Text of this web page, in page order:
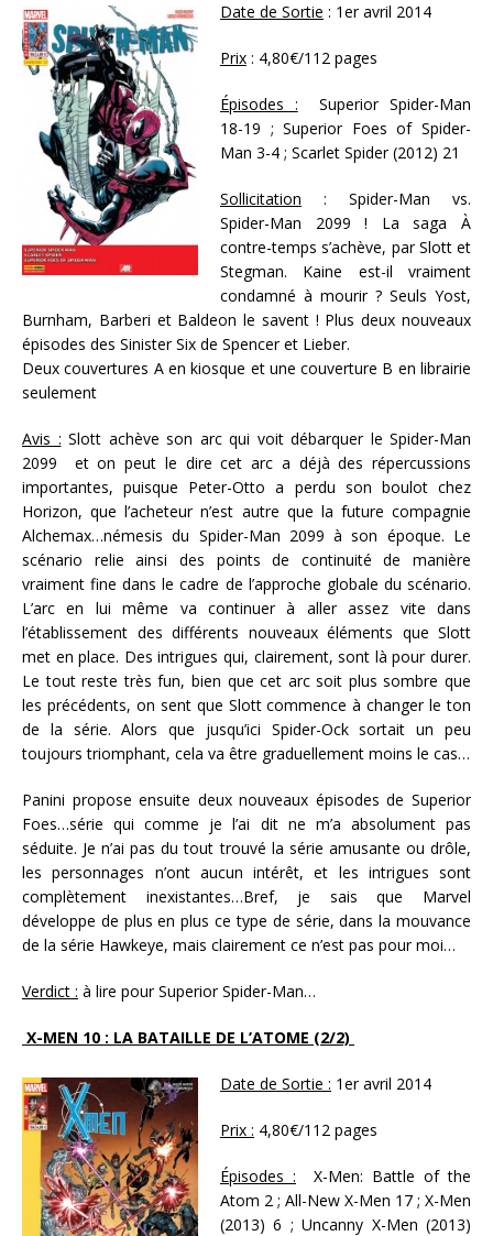
Date de Sortie : 1er avril 2014
Prix : 4,80€/112 pages
Épisodes : Superior Spider-Man
18-19 ; Superior Foes of Spider-
Man 3-4 ; Scarlet Spider (2012) 21
Sollicitation : Spider-Man vs.
Spider-Man 2099 ! La saga À
contre-temps s’achève, par Slott et
Stegman. Kaine est-il vraiment
condamné à mourir ? Seuls Yost,
Burnham, Barberi et Baldeon le savent ! Plus deux nouveaux
épisodes des Sinister Six de Spencer et Lieber.
Deux couvertures A en kiosque et une couverture B en librairie
seulement
Avis : Slott achève son arc qui voit débarquer le Spider-Man
2099 et on peut le dire cet arc a déjà des répercussions
importantes, puisque Peter-Otto a perdu son boulot chez
Horizon, que l’acheteur n’est autre que la future compagnie
Alchemax…némesis du Spider-Man 2099 à son époque. Le
scénario relie ainsi des points de continuité de manière
vraiment fine dans le cadre de l’approche globale du scénario.
L’arc en lui même va continuer à aller assez vite dans
l’établissement des différents nouveaux éléments que Slott
met en place. Des intrigues qui, clairement, sont là pour durer.
Le tout reste très fun, bien que cet arc soit plus sombre que
les précédents, on sent que Slott commence à changer le ton
de la série. Alors que jusqu’ici Spider-Ock sortait un peu
toujours triomphant, cela va être graduellement moins le cas…
Panini propose ensuite deux nouveaux épisodes de Superior
Foes…série qui comme je l’ai dit ne m’a absolument pas
séduite. Je n’ai pas du tout trouvé la série amusante ou drôle,
les personnages n’ont aucun intérêt, et les intrigues sont
complètement inexistantes…Bref, je sais que Marvel
développe de plus en plus ce type de série, dans la mouvance
de la série Hawkeye, mais clairement ce n’est pas pour moi…
Verdict : à lire pour Superior Spider-Man…
X-MEN 10 : LA BATAILLE DE L’ATOME (2/2)
Date de Sortie : 1er avril 2014
Prix : 4,80€/112 pages
Épisodes : X-Men: Battle of the
Atom 2 ; All-New X-Men 17 ; X-Men
(2013) 6 ; Uncanny X-Men (2013)